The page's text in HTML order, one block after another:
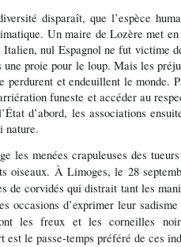
disparaît, que l’espèce
Un maire de Lozère met
nul Espagnol ne fut victime
une proie pour le loup. Mais les
perdurent et endeuillent le monde.
funeste et accéder au
d’abord, les associations
nature.
les menées crapuleuses des
oiseaux. À Limoges, le 28
de corvidés qui distrait tant les
occasions d’exprimer leur
les freux et les corneilles
est le passe-temps préféré de ces